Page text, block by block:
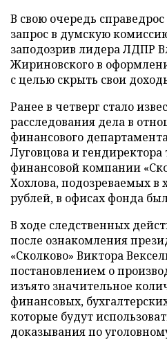
В свою очередь
запрос в думскую
заподозрив лидера ЛДПР
Жириновского в
с целью скрыть свои
Ранее в четверг стало
расследования дела в
финансового
Луговцова и
финансовой компании
Хохлова, подозреваемых
рублей, в офисах фонда
В ходе следственных
после ознакомления
«Сколково» Виктора
постановлением о
изъято значительное
финансовых,
которые будут
доказывания по